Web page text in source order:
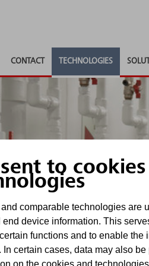
to
comparable technologies are
end device information. This
functions and to enable the
In certain cases, data may also
on the cookies and
CONTACT TECHNOLOGIES
ES
effizient